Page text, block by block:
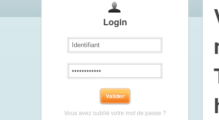
Login
Vous avez oublié votre mot de passe ?